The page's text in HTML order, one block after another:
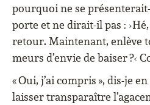
pourquoi ne se
porte et ne dirait-il pas : ›
retour. Maintenant, enlève
meurs d’envie de baiser ?‹
« Oui, j’ai compris », dis-je
laisser transparaître